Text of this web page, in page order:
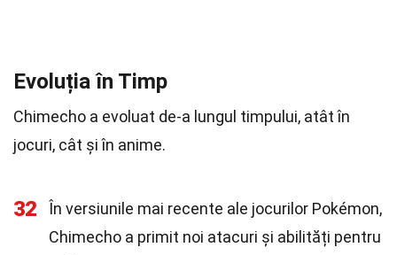
Evoluția în Timp
Chimecho a evoluat de-a lungul timpului, atât în
jocuri, cât și în anime.
32
În versiunile mai recente ale jocurilor Pokémon,
Chimecho a primit noi atacuri și abilități pentru